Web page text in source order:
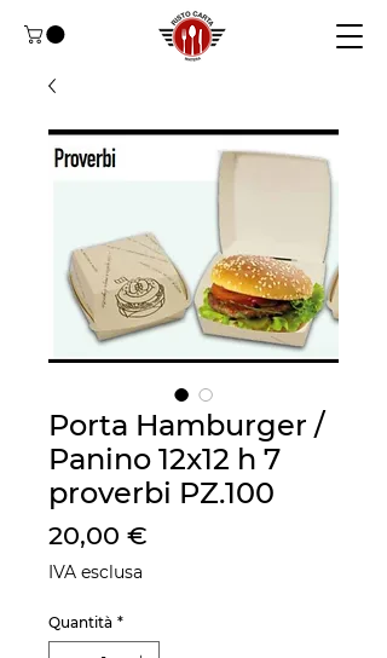
Porta Hamburger /
Panino 12x12 h 7
proverbi PZ.100
20,00 €
IVA esclusa
Quantità *